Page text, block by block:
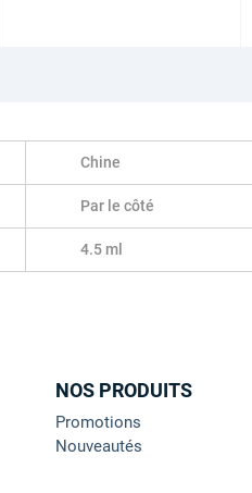
Chine
Par le côté
4.5 ml
NOS PRODUITS
Promotions
Nouveautés